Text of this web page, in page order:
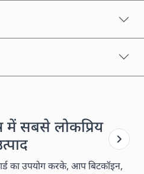
में सबसे लोकप्रिय
का उपयोग करके, आप बिटकॉइन,